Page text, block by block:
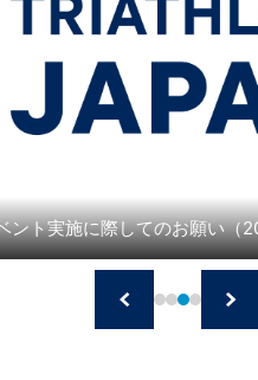
ント実施に際してのお願い（
1234